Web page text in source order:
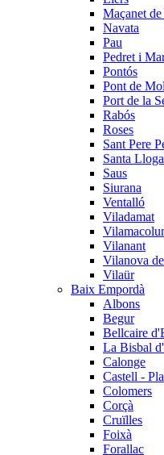
Maçanet
Navata
Pau
Pedret i
Pontós
Pont de
Port de la
Rabós
Roses
Sant Pere
Santa
Saus
Siurana
Ventalló
Viladamat
Vilanant
Vilanova
Vilaür
Baix Empordà
Albons
Begur
Bellcaire
La Bisbal
Calonge
Castell -
Colomers
Corçà
Cruïlles
Foixà
Forallac